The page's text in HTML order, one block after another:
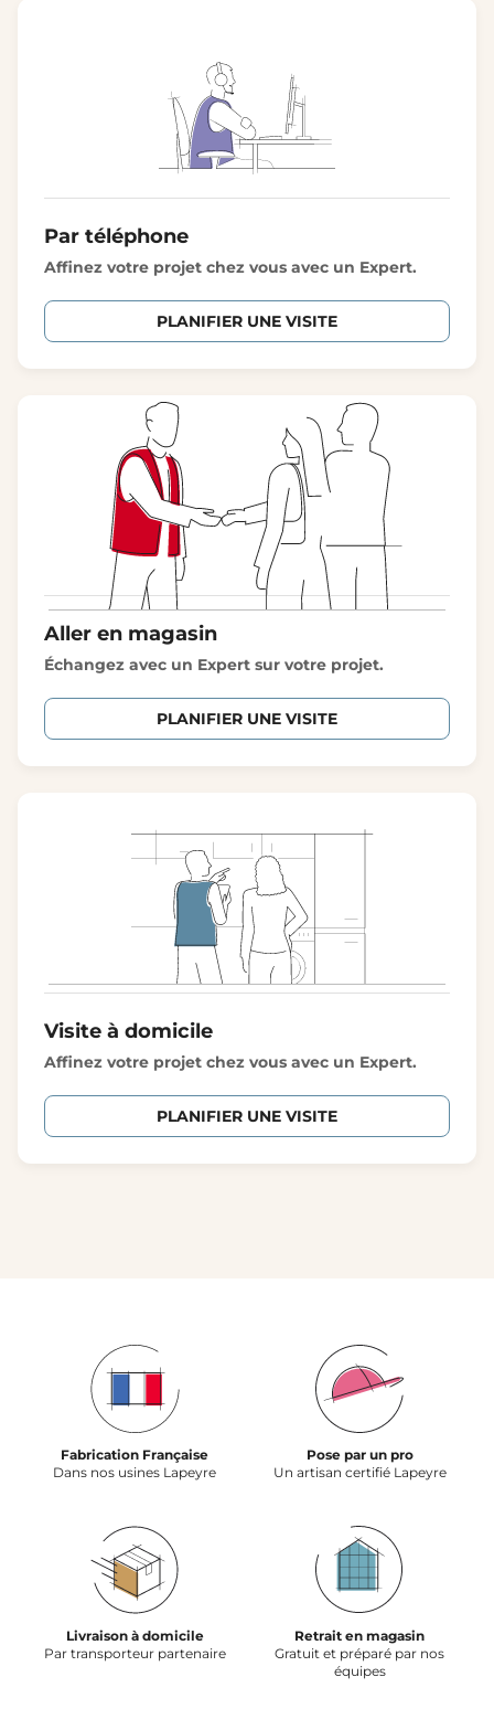
Par téléphone
Affinez votre projet chez vous avec un Expert.
PLANIFIER UNE VISITE
Aller en magasin
Échangez avec un Expert sur votre projet.
PLANIFIER UNE VISITE
Visite à domicile
Affinez votre projet chez vous avec un Expert.
PLANIFIER UNE VISITE
Fabrication Française
Dans nos usines Lapeyre
Pose par un pro
Un artisan certifié Lapeyre
Livraison à domicile
Par transporteur partenaire
Retrait en magasin
Gratuit et préparé par nos
équipes